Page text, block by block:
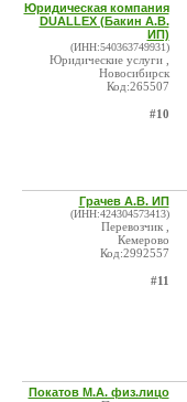
Юридическая компания
DUALLEX (Бакин А.В.
ИП)
(ИНН:540363749931)
Юридические услуги ,
Новосибирск
Код:265507
#10
Грачев А.В. ИП
(ИНН:424304573413)
Перевозчик ,
Кемерово
Код:2992557
#11
Покатов М.А. физ.лицо